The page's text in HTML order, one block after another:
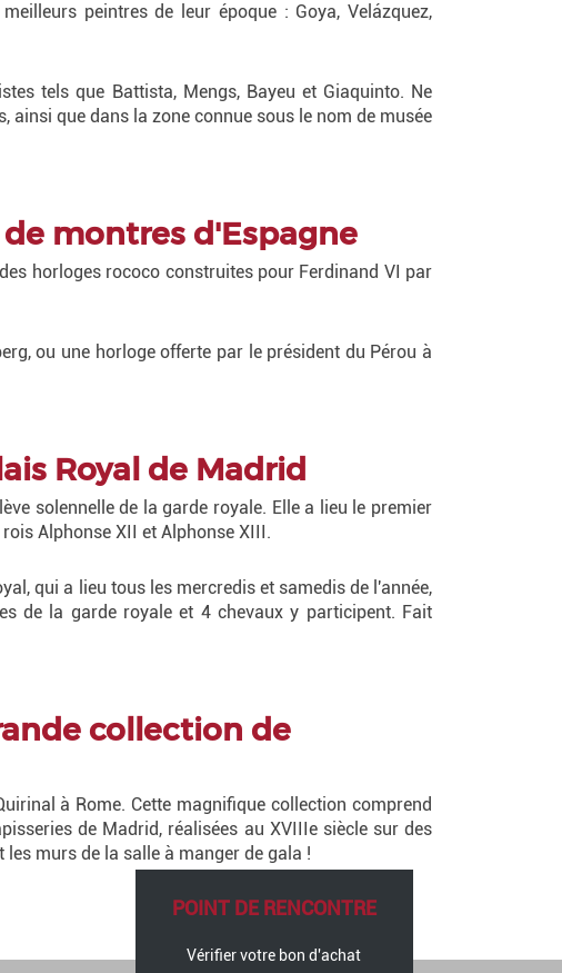
peintres de leur époque : Goya, Velázquez,
tels que Battista, Mengs, Bayeu et Giaquinto. Ne
que dans la zone connue sous le nom de musée
montres d'Espagne
horloges rococo construites pour Ferdinand VI par
ou une horloge offerte par le président du Pérou à
Royal de Madrid
solennelle de la garde royale. Elle a lieu le premier
Alphonse XII et Alphonse XIII.
qui a lieu tous les mercredis et samedis de l'année,
de la garde royale et 4 chevaux y participent. Fait
collection de
à Rome. Cette magnifique collection comprend
de Madrid, réalisées au XVIIIe siècle sur des
murs de la salle à manger de gala !
POINT DE RENCONTRE
Vérifier votre bon d'achat